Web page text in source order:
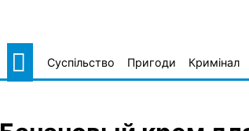
Суспільство Пригоди Кримінал